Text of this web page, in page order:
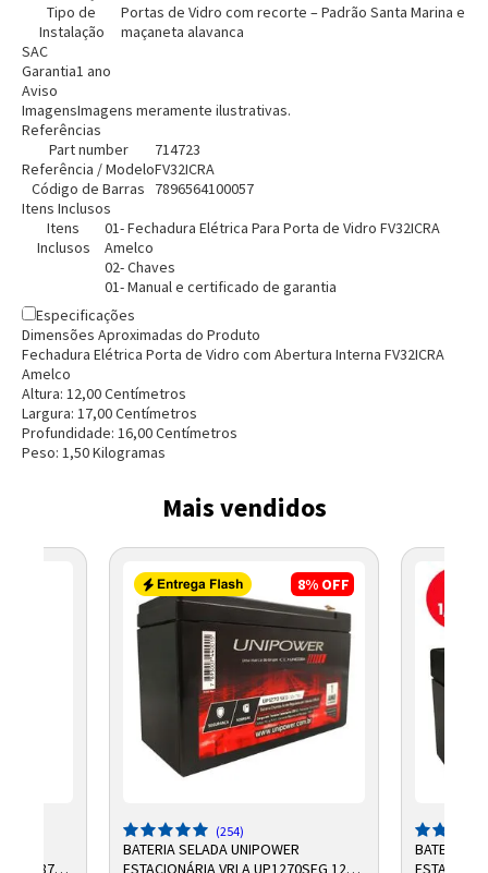
Entendi
Entendi
Tipo de
Instalação
Portas de Vidro com recorte – Padrão Santa Marina e
maçaneta alavanca
SAC
Garantia1 ano
Aviso
ImagensImagens meramente ilustrativas.
Referências
Part number
714723
Referência / ModeloFV32ICRA
Código de Barras
7896564100057
Itens Inclusos
Itens
Inclusos
01- Fechadura Elétrica Para Porta de Vidro FV32ICRA
Amelco
02- Chaves
01- Manual e certificado de garantia
Especificações
Dimensões Aproximadas do Produto
Fechadura Elétrica Porta de Vidro com Abertura Interna FV32ICRA
Amelco
Altura: 12,00Centímetros
Largura: 17,00Centímetros
Profundidade: 16,00Centímetros
Peso: 1,50Kilogramas
Mais vendidos
AH F187
8% OFF
(254)
BATERIA SELADA UNIPOWER
ESTACIONÁRIA VRLA UP1270SEG 12V
BATERIA